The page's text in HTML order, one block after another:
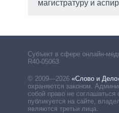
магистратуру и
Субъект в сфере онлайн-
R40-05063
© 2009—2026 «Слово и
охраняются законом.
собой право не
публикуется на сайте,
являются третьи лица.